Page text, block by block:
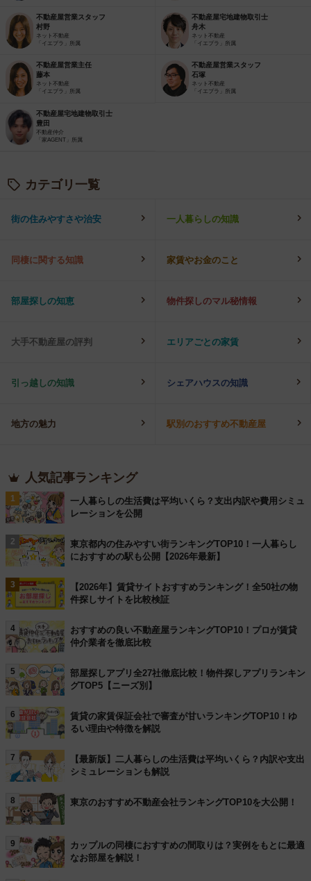
不動産屋営業スタッフ
村野
ネット不動産
「イエプラ」所属
不動産屋宅地建物取引士
舟木
ネット不動産
「イエプラ」所属
不動産屋営業主任
藤本
ネット不動産
「イエプラ」所属
不動産屋営業スタッフ
石塚
ネット不動産
「イエプラ」所属
不動産屋宅地建物取引士
豊田
不動産仲介
「家AGENT」所属
カテゴリ一覧
街の住みやすさや治安 一人暮らしの知識
同棲に関する知識 家賃やお金のこと
部屋探しの知恵 物件探しのマル秘情報
大手不動産屋の評判 エリアごとの家賃
引っ越しの知識 シェアハウスの知識
地方の魅力 駅別のおすすめ不動産屋
人気記事ランキング
1
一人暮らしの生活費は平均いくら？支出内訳や費用シミュ
レーションを公開
2
東京都内の住みやすい街ランキングTOP10！一人暮らし
におすすめの駅も公開【2026年最新】
3
【2026年】賃貸サイトおすすめランキング！全50社の物
件探しサイトを比較検証
4
おすすめの良い不動産屋ランキングTOP10！プロが賃貸
仲介業者を徹底比較
5
部屋探しアプリ全27社徹底比較！物件探しアプリランキン
グTOP5【ニーズ別】
6
賃貸の家賃保証会社で審査が甘いランキングTOP10！ゆ
るい理由や特徴を解説
7
【最新版】二人暮らしの生活費は平均いくら？内訳や支出
シミュレーションも解説
8 東京のおすすめ不動産会社ランキングTOP10を大公開！
9
カップルの同棲におすすめの間取りは？実例をもとに最適
なお部屋を解説！